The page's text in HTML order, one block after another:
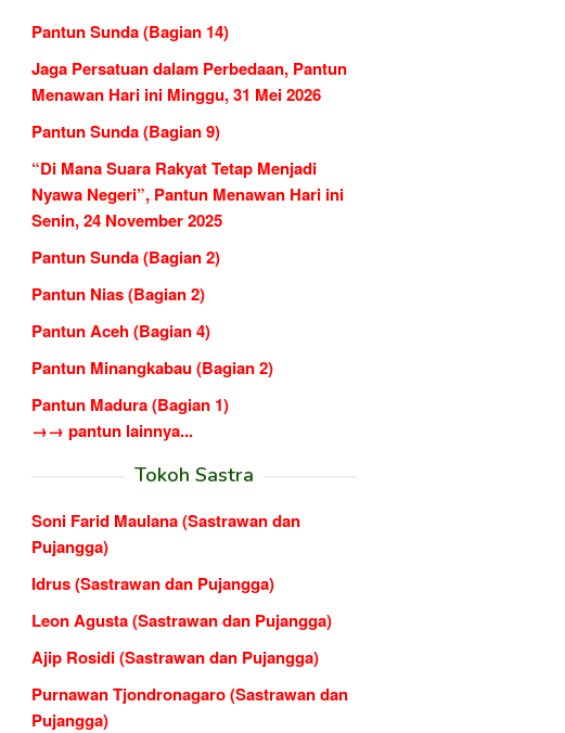
Pantun Sunda (Bagian 14)
Jaga Persatuan dalam Perbedaan, Pantun
Menawan Hari ini Minggu, 31 Mei 2026
Pantun Sunda (Bagian 9)
“Di Mana Suara Rakyat Tetap Menjadi
Nyawa Negeri”, Pantun Menawan Hari ini
Senin, 24 November 2025
Pantun Sunda (Bagian 2)
Pantun Nias (Bagian 2)
Pantun Aceh (Bagian 4)
Pantun Minangkabau (Bagian 2)
Pantun Madura (Bagian 1)
→→ pantun lainnya...
Tokoh Sastra
Soni Farid Maulana (Sastrawan dan
Pujangga)
Idrus (Sastrawan dan Pujangga)
Leon Agusta (Sastrawan dan Pujangga)
Ajip Rosidi (Sastrawan dan Pujangga)
Purnawan Tjondronagaro (Sastrawan dan
Pujangga)